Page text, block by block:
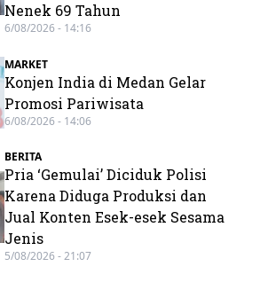
Nenek 69 Tahun
6/08/2026 - 14:16
MARKET
Konjen India di Medan Gelar
Promosi Pariwisata
6/08/2026 - 14:06
BERITA
Pria ‘Gemulai’ Diciduk Polisi
Karena Diduga Produksi dan
Jual Konten Esek-esek Sesama
Jenis
5/08/2026 - 21:07